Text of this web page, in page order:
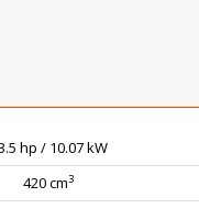
hp / 10.07 kW
420 cm3